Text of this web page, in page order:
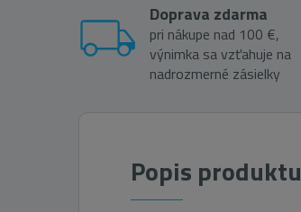
Doprava zdarma
pri nákupe nad 100 €,
výnimka sa vzťahuje na
nadrozmerné zásielky
Popis produktu